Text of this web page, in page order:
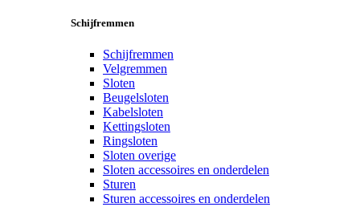
Schijfremmen
Schijfremmen
Velgremmen
Sloten
Beugelsloten
Kabelsloten
Kettingsloten
Ringsloten
Sloten overige
Sloten accessoires en onderdelen
Sturen
Sturen accessoires en onderdelen